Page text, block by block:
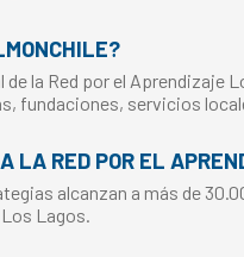
la Red por el
fundaciones, servicios
LA RED POR EL
alcanzan a más de
Lagos.